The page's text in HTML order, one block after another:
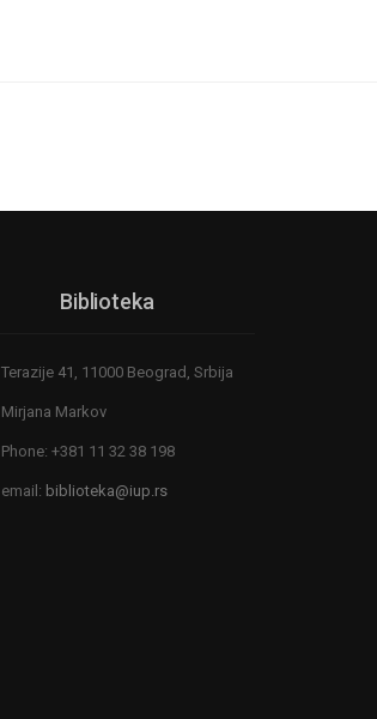
Biblioteka
Terazije 41, 11000 Beograd, Srbija
Mirjana Markov
Phone: +381 11 32 38 198
email: biblioteka@iup.rs